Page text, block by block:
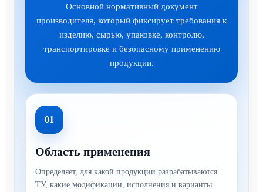
Основной нормативный документ
производителя, который фиксирует требования к
изделию, сырью, упаковке, контролю,
транспортировке и безопасному применению
продукции.
01
Область применения
Определяет, для какой продукции разрабатываются
ТУ, какие модификации, исполнения и варианты